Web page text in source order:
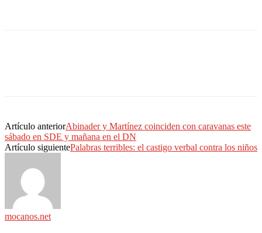
Artículo anteriorAbinader y Martínez coinciden con caravanas este
sábado en SDE y mañana en el DN
Artículo siguientePalabras terribles: el castigo verbal contra los niños
mocanos.net